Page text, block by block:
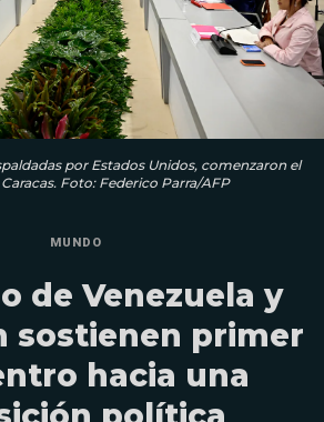
por Estados Unidos, comenzaron el
Foto: Federico Parra/AFP
MUNDO
de Venezuela y
sostienen primer
hacia una